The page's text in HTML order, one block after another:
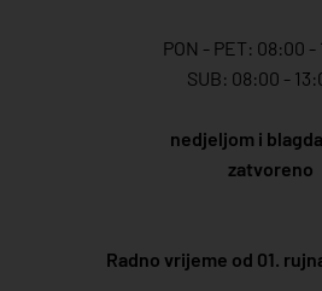
PON - PET: 08:00 -
SUB: 08:00 -
nedjeljom i
zatvoreno
Radno vrijeme od 01.